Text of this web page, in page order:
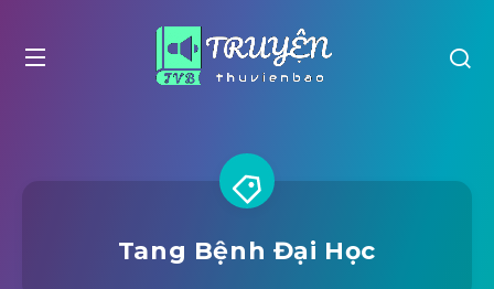
Tang Bệnh Đại Học